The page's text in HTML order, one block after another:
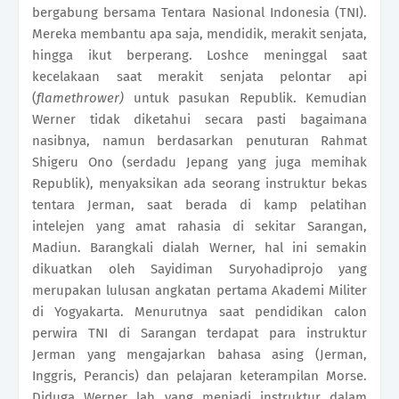
bergabung bersama Tentara Nasional Indonesia (TNI).
Mereka membantu apa saja, mendidik, merakit senjata,
hingga ikut berperang. Loshce meninggal saat
kecelakaan saat merakit senjata pelontar api
(flamethrower) untuk pasukan Republik. Kemudian
Werner tidak diketahui secara pasti bagaimana
nasibnya, namun berdasarkan penuturan Rahmat
Shigeru Ono (serdadu Jepang yang juga memihak
Republik), menyaksikan ada seorang instruktur bekas
tentara Jerman, saat berada di kamp pelatihan
intelejen yang amat rahasia di sekitar Sarangan,
Madiun. Barangkali dialah Werner, hal ini semakin
dikuatkan oleh Sayidiman Suryohadiprojo yang
merupakan lulusan angkatan pertama Akademi Militer
di Yogyakarta. Menurutnya saat pendidikan calon
perwira TNI di Sarangan terdapat para instruktur
Jerman yang mengajarkan bahasa asing (Jerman,
Inggris, Perancis) dan pelajaran keterampilan Morse.